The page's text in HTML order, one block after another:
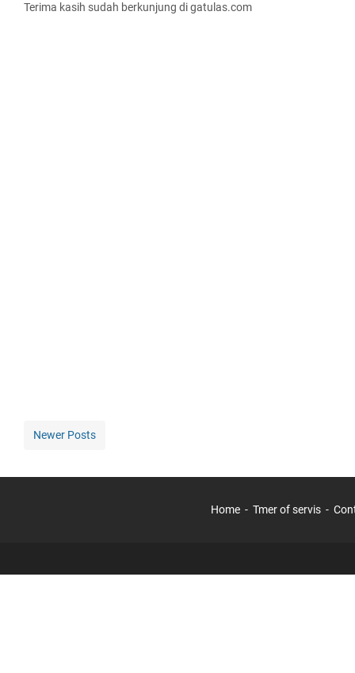
Terima kasih sudah berkunjung di gatulas.com
Newer Posts
Home Tmer of servis